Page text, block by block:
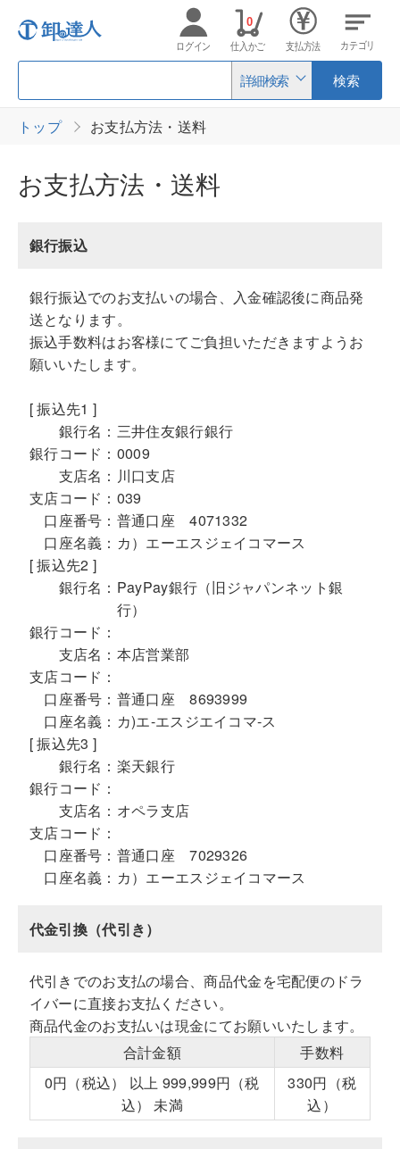
詳細検索 検索
ログイン 仕入かご
0
支払方法 カテゴリ
トップ お支払方法・送料
お支払方法・送料
銀行振込
銀行振込でのお支払いの場合、入金確認後に商品発
送となります。
振込手数料はお客様にてご負担いただきますようお
願いいたします。
[ 振込先1 ]
銀行名： 三井住友銀行銀行
銀行コード： 0009
支店名： 川口支店
支店コード： 039
口座番号： 普通口座 4071332
口座名義： カ）エーエスジェイコマース
[ 振込先2 ]
銀行名： PayPay銀行（旧ジャパンネット銀
行）
銀行コード：
支店名： 本店営業部
支店コード：
口座番号： 普通口座 8693999
口座名義： カ)エ-エスジエイコマ-ス
[ 振込先3 ]
銀行名： 楽天銀行
銀行コード：
支店名： オペラ支店
支店コード：
口座番号： 普通口座 7029326
口座名義： カ）エーエスジェイコマース
代金引換（代引き）
代引きでのお支払の場合、商品代金を宅配便のドラ
イバーに直接お支払ください。
商品代金のお支払いは現金にてお願いいたします。
合計金額
手数料
0円（税込） 以上 999,999円（税
込） 未満
330円（税
込）